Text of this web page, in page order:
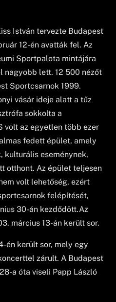
István tervezte Budapest
12-én avatták fel. Az
Sportpalota mintájára
nagyobb lett. 12 500 nézőt
Sportcsarnok 1999.
vásár ideje alatt a tűz
sokkolta a
volt az egyetlen több ezer
fedett épület, amely
kulturális eseménynek,
otthont. Az épület teljesen
volt lehetőség, ezért
felépítését,
30-án kezdődött.Az
március 13-án került sor.
én került sor, mely egy
zárult. A Budapest
a óta viseli Papp László